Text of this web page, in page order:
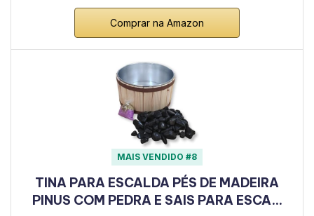
Comprar na Amazon
MAIS VENDIDO #8
TINA PARA ESCALDA PÉS DE MADEIRA
PINUS COM PEDRA E SAIS PARA ESCA…